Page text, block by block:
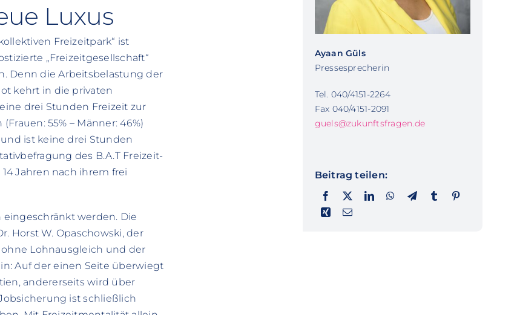
Luxus
Freizeitpark“ ist
„Freizeitgesellschaft“
Denn die Arbeitsbelastung der
kehrt in die privaten
drei Stunden Freizeit zur
55% – Männer: 46%)
ist keine drei Stunden
des B.A.T Freizeit-
Jahren nach ihrem frei
werden. Die
Horst W. Opaschowski, der
Lohnausgleich und der
Auf der einen Seite überwiegt
andererseits wird über
ist schließlich
Ayaan Güls
Pressesprecherin
Tel. 040/4151-2264
Fax 040/4151-2091
guels@zukunftsfragen.de
Beitrag teilen: